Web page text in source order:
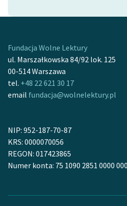
Kolekcje edukacyjne
lektur szkolnych oraz
Starego Testamentu
Odkurzamy bohaterów
Szkoła Poezji Wolnych
O nas
Kontakt
O projekcie
Fundacja Wolne Lektury
ul. Marszałkowska 84/92 lok. 125
00-514 Warszawa
tel. +48 22 621 30 17
email fundacja@wolnelektury.pl
NIP: 952-187-70-87
KRS: 0000070056
REGON: 017423865
Numer konta: 75 1090 2851 0000